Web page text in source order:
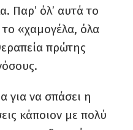
Παρ’ όλ’ αυτά το
«χαμογέλα, όλα
πρώτης
για να σπάσει η
κάποιον με πολύ